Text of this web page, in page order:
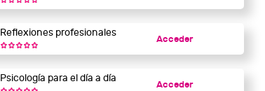
Reflexiones profesionales
Acceder
Psicología para el día a día
Acceder